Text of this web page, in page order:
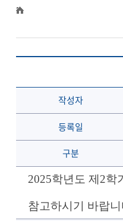
작성자
등록일
구분
2025학년도 제2학
참고하시기 바랍